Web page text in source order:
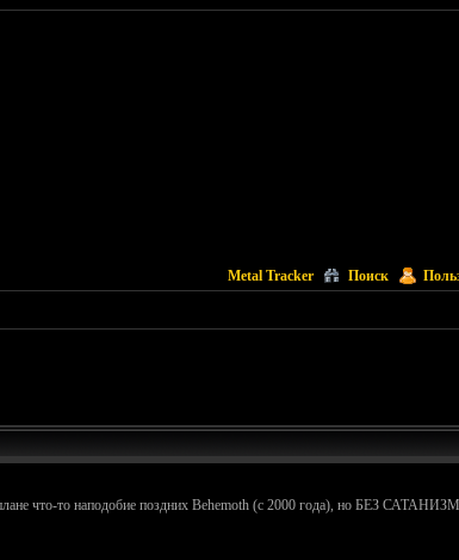
Metal Tracker Поиск
что-то наподобие поздних Behemoth (с 2000 года), но БЕЗ